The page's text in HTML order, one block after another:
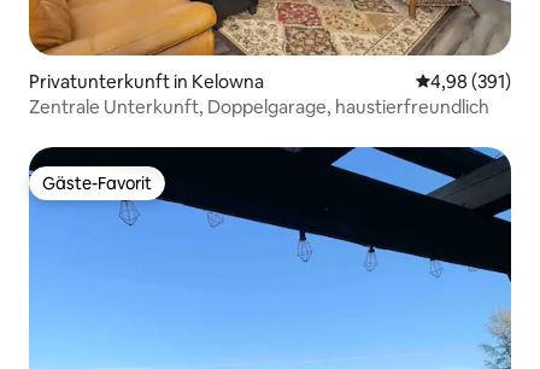
Privatunterkunft in Kelowna
4,98 (391)
Zentrale Unterkunft, Doppelgarage, haustierfreundlich
Gäste-Favorit
Gäste-Favorit